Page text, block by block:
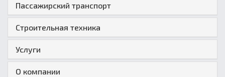
Пассажирский транспорт
Строительная техника
Услуги
О компании